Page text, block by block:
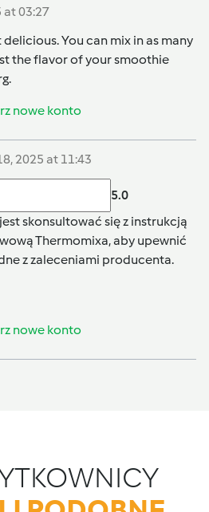
at 03:27
You can mix in as many
the flavor of your smoothie
nowe konto
2025 at 11:43
5.0
skonsultować się z instrukcją
Thermomixa, aby upewnić
z zaleceniami producenta.
nowe konto